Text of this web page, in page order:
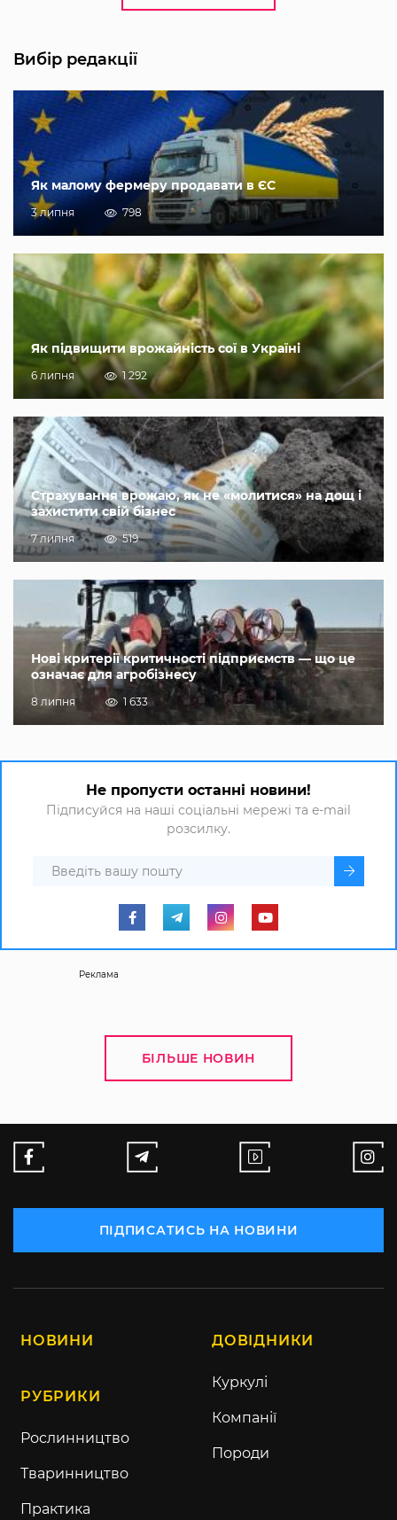
Вибір редакції
Як малому фермеру продавати в ЄС
3 липня 798
Як підвищити врожайність сої в Україні
6 липня 1 292
Страхування врожаю, як не «молитися» на дощ і
захистити свій бізнес
7 липня 519
Нові критерії критичності підприємств — що це
означає для агробізнесу
8 липня 1 633
Не пропусти останні новини!
Підписуйся на наші соціальні мережі та e-mail
розсилку.
Реклама
БІЛЬШЕ НОВИН
ПІДПИСАТИСЬ НА НОВИНИ
НОВИНИ
РУБРИКИ
Рослинництво
Тваринництво
Практика
ДОВІДНИКИ
Куркулі
Компанії
Породи